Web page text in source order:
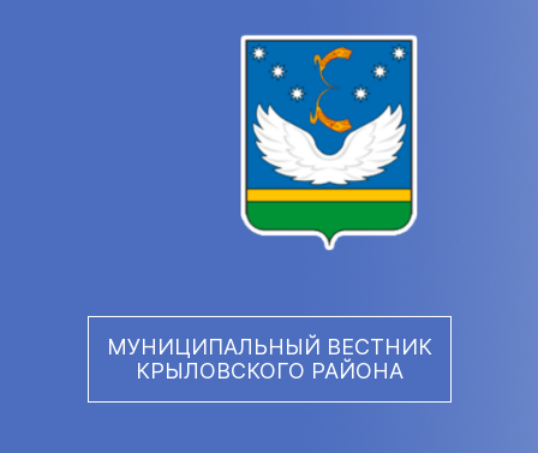
МУНИЦИПАЛЬНЫЙ ВЕСТНИК
КРЫЛОВСКОГО РАЙОНА